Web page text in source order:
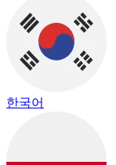
한국어